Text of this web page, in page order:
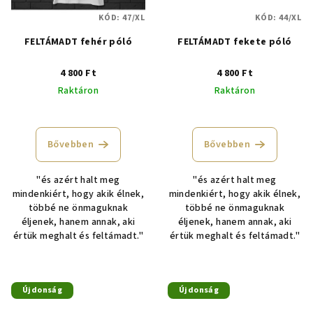
FELTÁMADT fehér póló
4 800 Ft
Raktáron
termék
átlagos
értékelése
ből
4,8
csillag.
Bővebben
"és azért halt meg
mindenkiért, hogy akik élnek,
többé ne önmaguknak
éljenek, hanem annak, aki
értük meghalt és feltámadt."
KÓD: 47/XL
FELTÁMADT fekete póló
4 800 Ft
Raktáron
Bővebben
"és azért halt meg
mindenkiért, hogy akik élnek,
többé ne önmaguknak
éljenek, hanem annak, aki
értük meghalt és feltámadt."
KÓD: 44/XL
Újdonság Újdonság